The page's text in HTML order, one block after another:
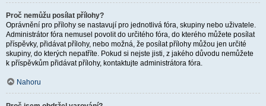
Proč nemůžu posílat přílohy?
Oprávnění pro přílohy se nastavují pro jednotlivá fóra, skupiny nebo uživatele.
Administrátor fóra nemusel povolit do určitého fóra, do kterého můžete posílat
příspěvky, přidávat přílohy, nebo možná, že posílat přílohy můžou jen určité
skupiny, do kterých nepatříte. Pokud si nejste jisti, z jakého důvodu nemůžete
k příspěvkům přidávat přílohy, kontaktujte administrátora fóra.
Nahoru